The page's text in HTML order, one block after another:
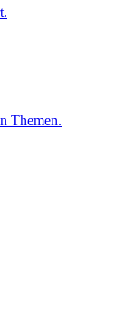
Themen.